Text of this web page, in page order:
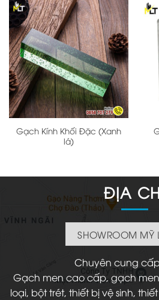
Gạch Kính Khối Đặc (Xanh
lá)
ĐỊA
SHOWROOM MỸ
Chuyên cung cấp
Gạch men cao cấp, gạch
loại, bột trét, thiết bị vệ sinh,